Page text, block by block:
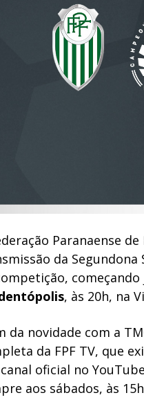
Paranaense
da
, às 20h, na
da novidade com a
da FPF TV, que
oficial no
aos sábados, às